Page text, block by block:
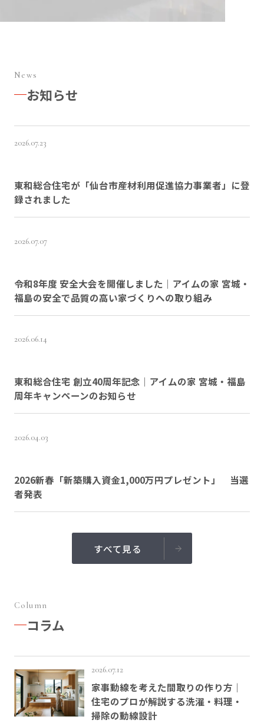
News
お知らせ
2026.07.23
東和総合住宅が「仙台市産材利用促進協力事業者」に登
録されました
2026.07.07
令和8年度 安全大会を開催しました｜アイムの家 宮城・
福島の安全で品質の高い家づくりへの取り組み
2026.06.14
東和総合住宅 創立40周年記念｜アイムの家 宮城・福島
周年キャンペーンのお知らせ
2026.04.03
2026新春「新築購入資金1,000万円プレゼント」 当選
者発表
すべて見る
Column
コラム
2026.07.12
家事動線を考えた間取りの作り方｜
住宅のプロが解説する洗濯・料理・
掃除の動線設計